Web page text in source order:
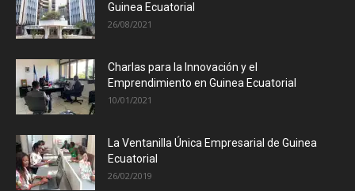
Guinea Ecuatorial
26/08/2021
Charlas para la Innovación y el
Emprendimiento en Guinea Ecuatorial
10/01/2021
La Ventanilla Única Empresarial de Guinea
Ecuatorial
26/02/2019